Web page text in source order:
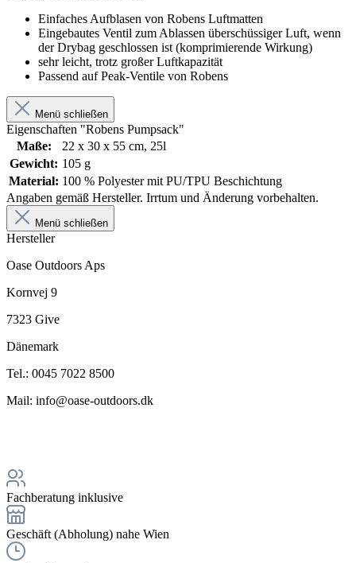
Einfaches Aufblasen von Robens Luftmatten
Eingebautes Ventil zum Ablassen überschüssiger Luft, wenn
der Drybag geschlossen ist (komprimierende Wirkung)
sehr leicht, trotz großer Luftkapazität
Passend auf Peak-Ventile von Robens
Menü schließen
Eigenschaften "Robens Pumpsack"
Maße:
22 x 30 x 55 cm, 25l
Gewicht: 105 g
Material: 100 % Polyester mit PU/TPU Beschichtung
Angaben gemäß Hersteller. Irrtum und Änderung vorbehalten.
Menü schließen
Hersteller
Oase Outdoors Aps
Kornvej 9
7323 Give
Dänemark
Tel.: 0045 7022 8500
Mail: info@oase-outdoors.dk
Fachberatung inklusive
Geschäft (Abholung) nahe Wien